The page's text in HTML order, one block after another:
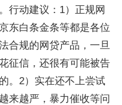
行动建议：1）正规网
东白条金条等都是各位
合规的网贷产品，一旦
征信，还很有可能被告
。2）实在还不上尝试
来越严，暴力催收等问